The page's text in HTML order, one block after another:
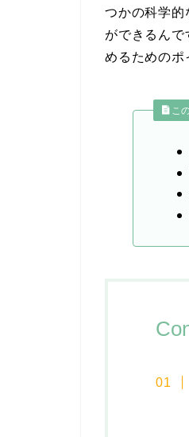
つかの科学的
ができるん
めるためのポ
こ